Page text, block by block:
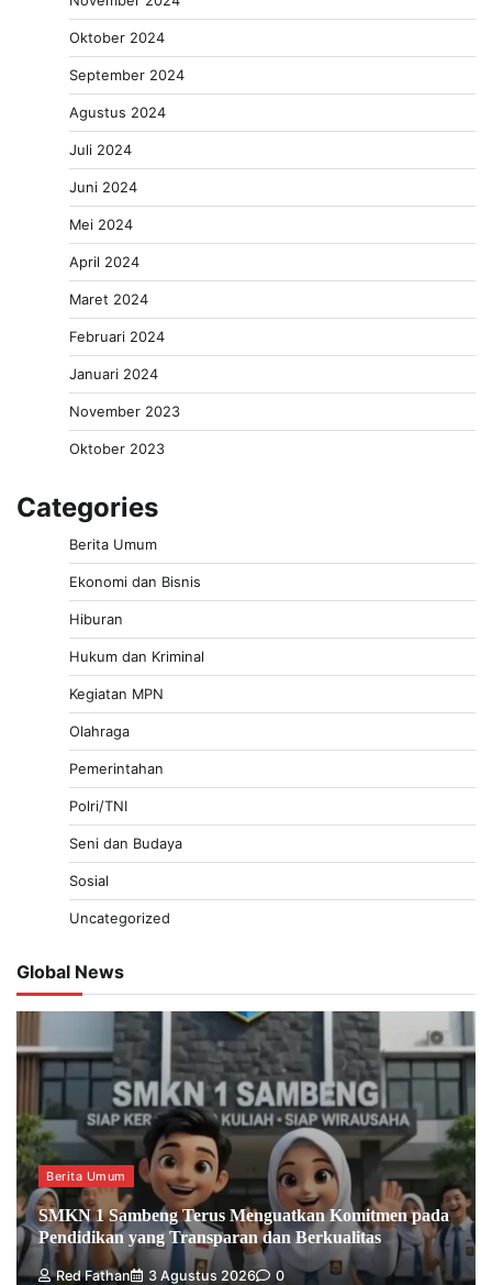
Oktober 2024
September 2024
Agustus 2024
Juli 2024
Juni 2024
Mei 2024
April 2024
Maret 2024
Februari 2024
Januari 2024
November 2023
Oktober 2023
Categories
Berita Umum
Ekonomi dan Bisnis
Hiburan
Hukum dan Kriminal
Kegiatan MPN
Olahraga
Pemerintahan
Polri/TNI
Seni dan Budaya
Sosial
Uncategorized
Global News
Berita Umum
SMKN 1 Sambeng Terus Menguatkan Komitmen pada
Pendidikan yang Transparan dan Berkualitas
Red Fathan 3 Agustus 2026 0